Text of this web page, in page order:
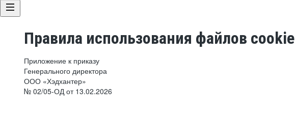
Правила использования файлов cookie
Приложение к приказу
Генерального директора
ООО «Хэдхантер»
№ 02/05-ОД от 13.02.2026